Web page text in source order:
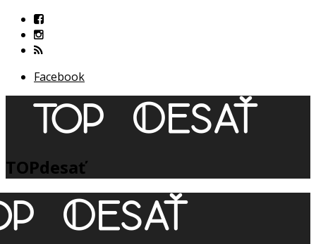
Facebook
TOPdesať